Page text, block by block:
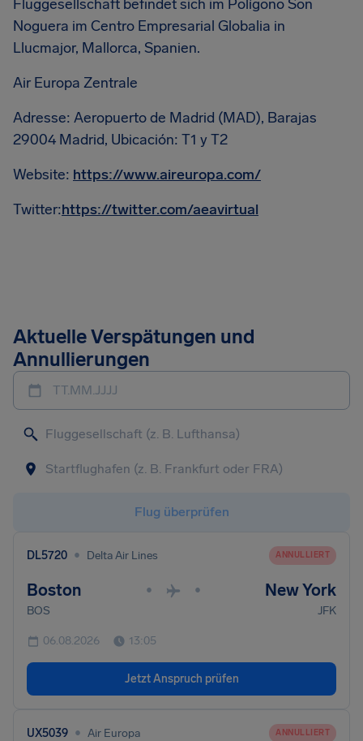
Fluggesellschaft befindet sich im Polígono Son
Noguera im Centro Empresarial Globalia in
Llucmajor, Mallorca, Spanien.
Air Europa Zentrale
Adresse: Aeropuerto de Madrid (MAD), Barajas
29004 Madrid, Ubicación: T1 y T2
Website: https://www.aireuropa.com/
Twitter:https://twitter.com/aeavirtual
Aktuelle Verspätungen und
Annullierungen
TT.MM.JJJJ
Flug überprüfen
DL5720 • Delta Air Lines ANNULLIERT
Boston • • New York
BOS JFK
06.08.2026 13:05
Jetzt Anspruch prüfen
UX5039 • Air Europa ANNULLIERT